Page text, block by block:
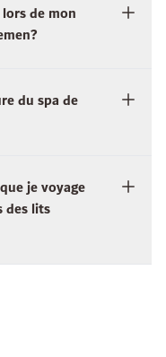
de mon
du spa de
je voyage
des lits